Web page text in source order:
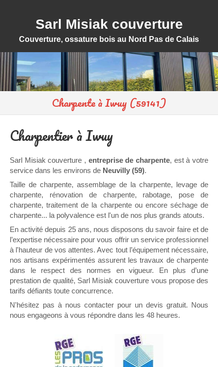
Sarl Misiak couverture
Couverture, ossature bois au Nord Pas de Calais
Charpente à Iwuy (59141)
Charpentier à Iwuy
Sarl Misiak couverture , entreprise de charpente, est à votre
service dans les environs de Neuvilly (59).
Taille de charpente, assemblage de la charpente, levage de
charpente, rénovation de charpente, rabotage, pose de
charpente, traitement de la charpente ou encore séchage de
charpente... la polyvalence est l'un de nos plus grands atouts.
En activité depuis 25 ans, nous disposons du savoir faire et de
l’expertise nécessaire pour vous offrir un service professionnel
à l'hauteur de vos attentes. Avec tout l’équipement nécessaire,
nos artisans expérimentés assurent les travaux de charpente
dans le respect des normes en vigueur. En plus d’une
prestation de qualité, Sarl Misiak couverture vous propose des
tarifs défiants toute concurrence.
N'hésitez pas à nous contacter pour un devis gratuit. Nous
nous engageons à vous répondre dans les 48 heures.